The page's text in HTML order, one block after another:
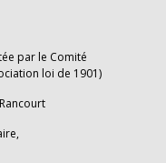
par le Comité
loi de 1901)